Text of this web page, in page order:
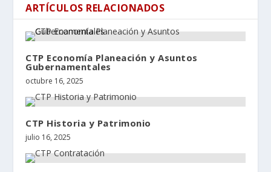
ARTÍCULOS RELACIONADOS
CTP Economía Planeación y Asuntos
Gubernamentales
octubre 16, 2025
CTP Historia y Patrimonio
julio 16, 2025